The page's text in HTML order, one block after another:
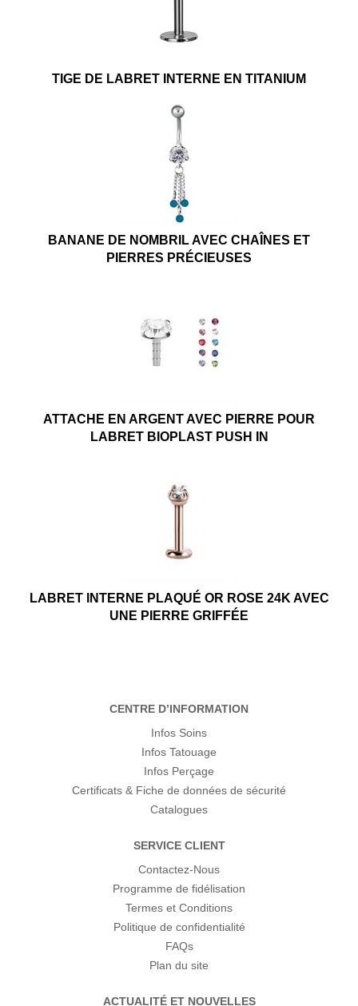
TIGE DE LABRET INTERNE EN TITANIUM
BANANE DE NOMBRIL AVEC CHAÎNES ET
PIERRES PRÉCIEUSES
ATTACHE EN ARGENT AVEC PIERRE POUR
LABRET BIOPLAST PUSH IN
LABRET INTERNE PLAQUÉ OR ROSE 24K AVEC
UNE PIERRE GRIFFÉE
CENTRE D’INFORMATION
Infos Soins
Infos Tatouage
Infos Perçage
Certificats & Fiche de données de sécurité
Catalogues
SERVICE CLIENT
Contactez-Nous
Programme de fidélisation
Termes et Conditions
Politique de confidentialité
FAQs
Plan du site
ACTUALITÉ ET NOUVELLES